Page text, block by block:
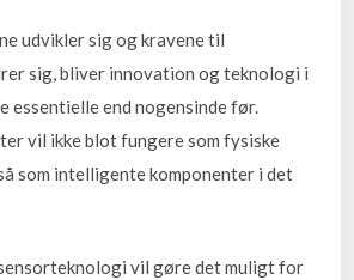
udvikler sig og kravene til
sig, bliver innovation og teknologi i
essentielle end nogensinde før.
vil ikke blot fungere som fysiske
som intelligente komponenter i det
vil gøre det muligt for